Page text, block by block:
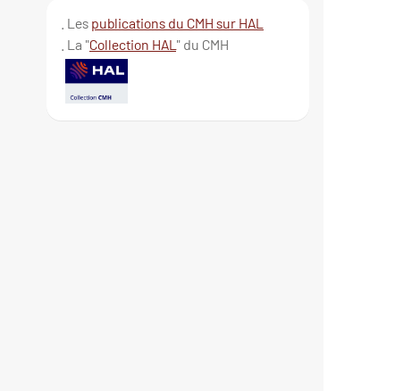
. Les publications du CMH sur HAL
. La "Collection HAL " du CMH